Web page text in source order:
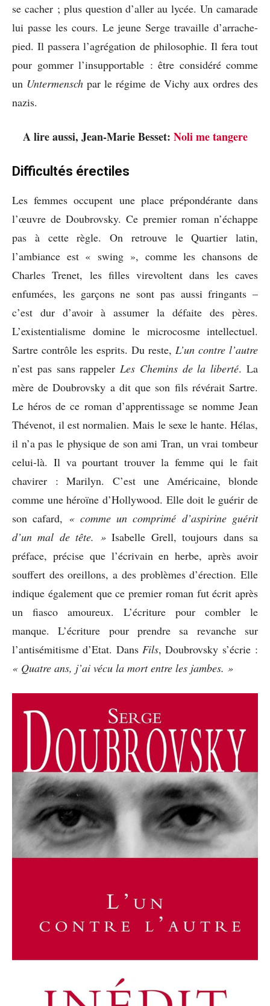
se cacher ; plus question d’aller au lycée. Un camarade
lui passe les cours. Le jeune Serge travaille d’arrache-
pied. Il passera l’agrégation de philosophie. Il fera tout
pour gommer l’insupportable : être considéré comme
un Untermensch par le régime de Vichy aux ordres des
nazis.
A lire aussi, Jean-Marie Besset: Noli me tangere
Difficultés érectiles
Les femmes occupent une place prépondérante dans
l’œuvre de Doubrovsky. Ce premier roman n’échappe
pas à cette règle. On retrouve le Quartier latin,
l’ambiance est « swing », comme les chansons de
Charles Trenet, les filles virevoltent dans les caves
enfumées, les garçons ne sont pas aussi fringants –
c’est dur d’avoir à assumer la défaite des pères.
L’existentialisme domine le microcosme intellectuel.
Sartre contrôle les esprits. Du reste, L’un contre l’autre
n’est pas sans rappeler Les Chemins de la liberté. La
mère de Doubrovsky a dit que son fils révérait Sartre.
Le héros de ce roman d’apprentissage se nomme Jean
Thévenot, il est normalien. Mais le sexe le hante. Hélas,
il n’a pas le physique de son ami Tran, un vrai tombeur
celui-là. Il va pourtant trouver la femme qui le fait
chavirer : Marilyn. C’est une Américaine, blonde
comme une héroïne d’Hollywood. Elle doit le guérir de
son cafard, « comme un comprimé d’aspirine guérit
d’un mal de tête. »Isabelle Grell, toujours dans sa
préface, précise que l’écrivain en herbe, après avoir
souffert des oreillons, a des problèmes d’érection. Elle
indique également que ce premier roman fut écrit après
un fiasco amoureux. L’écriture pour combler le
manque. L’écriture pour prendre sa revanche sur
l’antisémitisme d’Etat. Dans Fils, Doubrovsky s’écrie :
« Quatre ans, j’ai vécu la mort entre les jambes. »